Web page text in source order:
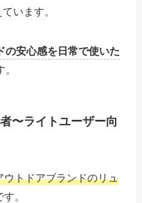
います。
の安心感を日常で使いた
〜ライトユーザー向
ウトドアブランドのリュ
す。